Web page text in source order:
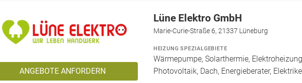
ANGEBOTE ANFORDERN
Lüne Elektro GmbH
Marie-Curie-Straße 6, 21337 Lüneburg
HEIZUNG SPEZIALGEBIETE
Wärmepumpe, Solarthermie,
Photovoltaik, Dach, Energieberater,